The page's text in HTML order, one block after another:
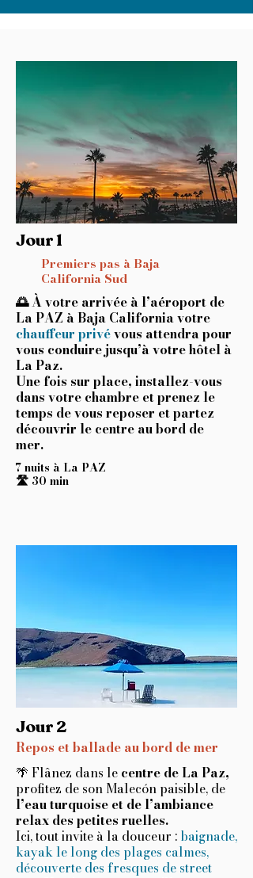
Jour 1
Premiers pas à Baja
California Sud
🌅 À votre arrivée àl’aéroport de
La PAZ à Baja Californiavotre
chauffeur privévous attendra pour
vous conduire jusqu’àvotre hôtel à
La Paz.
Une fois sur place, installez-vous
dans votre chambre et prenez le
temps de vous reposer et partez
découvrir le centre au bord de
mer.
7 nuits à La PAZ
🛣️ 30 min
Jour 2
Repos et ballade au bord de mer
🌴 Flânez dans le centre de La Paz,
profitez de son Malecón paisible, de
l’eau turquoise et de l’ambiance
relax des petites ruelles.
Ici, tout invite à la douceur : baignade,
kayak le long des plages calmes,
découverte des fresques de street